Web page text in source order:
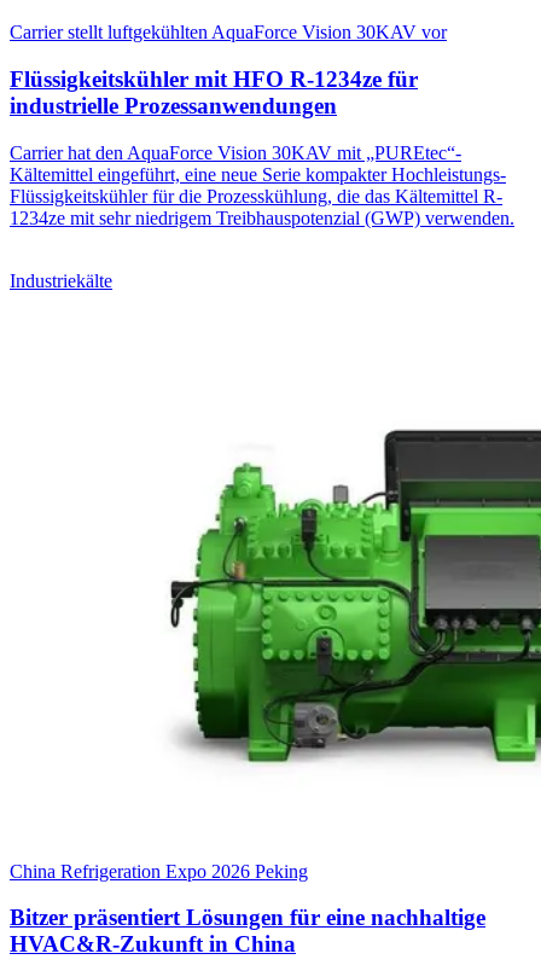
Carrier stellt luftgekühlten AquaForce Vision 30KAV vor
Flüssigkeitskühler mit HFO R-1234ze für
industrielle Prozessanwendungen
Carrier hat den AquaForce Vision 30KAV mit „PUREtec“-
Kältemittel eingeführt, eine neue Serie kompakter Hochleistungs-
Flüssigkeitskühler für die Prozesskühlung, die das Kältemittel R-
1234ze mit sehr niedrigem Treibhauspotenzial (GWP) verwenden.
Industriekälte
China Refrigeration Expo 2026 Peking
Bitzer präsentiert Lösungen für eine nachhaltige
HVAC&R‑Zukunft in China